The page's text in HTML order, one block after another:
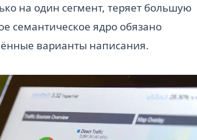
на один сегмент, теряет большую
семантическое ядро обязано
варианты написания.